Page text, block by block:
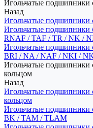
Игольчатые подшипники
Назад
Игольчатые подшипники
Игольчатые подшипники
RNAF / TAF / TR / NK /
Игольчатые подшипники
BRI / NA / NAF / NKI /
Игольчатые
кольцом
Назад
Игольчатые
кольцом
Игольчатые
BK / TAM / TLAM